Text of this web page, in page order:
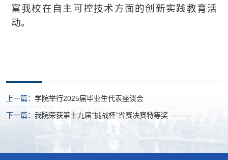
富我校在自主可控技术方面的创新实践教育活
动。
上一篇： 学院举行2025届毕业生代表座谈会
下一篇： 我院荣获第十九届“挑战杯”省赛决赛特等奖